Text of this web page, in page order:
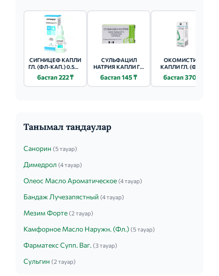
СИГНИЦЕФ КАПЛИ
ГЛ. (ФЛ-КАП.) 0.5% -
5МЛ 1 ШТ.
бастап 222 ₸
СУЛЬФАЦИЛ
НАТРИЯ КАПЛИ ГЛ.
(ТЮБ-КАП.) 20% -
1.5МЛ 2 ШТ.
бастап 145 ₸
ОКОМИСТИН
КАПЛИ ГЛ. (ФЛ.-
КАП.) 0.01% - 10МЛ
1 ШТ.
бастап 370 ₸
Танымал таңдаулар
Санорин (5 тауар)
Димедрол (4 тауар)
Олеос Масло Ароматическое (4 тауар)
Бандаж Лучезапястный (4 тауар)
Мезим Форте (2 тауар)
Камфорное Масло Наружн. (Фл.) (5 тауар)
Фарматекс Супп. Ваг. (3 тауар)
Сульгин (2 тауар)